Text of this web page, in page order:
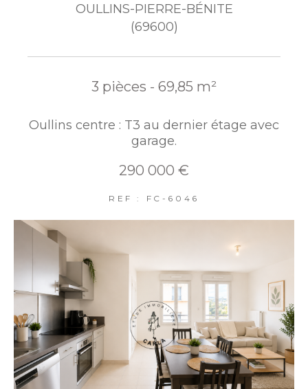
OULLINS-PIERRE-BÉNITE
(69600)
3 pièces - 69,85 m²
Oullins centre : T3 au dernier étage avec
garage.
290 000 €
REF : FC-6046